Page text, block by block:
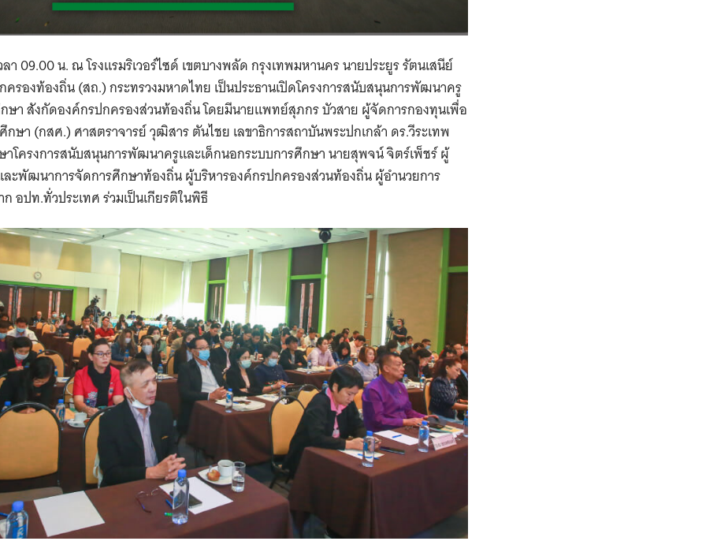
า 09.00 น. ณ โรงแรมริเวอร์ไซด์ เขตบางพลัด กรุงเทพมหานคร นายประยูร รัตนเสนีย์
ครองท้องถิ่น (สถ.) กระทรวงมหาดไทย เป็นประธานเปิดโครงการสนับสนุนการพัฒนาครู
ษา สังกัดองค์กรปกครองส่วนท้องถิ่น โดยมีนายแพทย์สุภกร บัวสาย ผู้จัดการกองทุนเพื่อ
กษา (กสศ.) ศาสตราจารย์ วุฒิสาร ตันไชย เลขาธิการสถาบันพระปกเกล้า ดร.วีระเทพ
โครงการสนับสนุนการพัฒนาครูและเด็กนอกระบบการศึกษา นายสุพจน์ จิตร์เพ็ชร์ ผู้
ละพัฒนาการจัดการศึกษาท้องถิ่น ผู้บริหารองค์กรปกครองส่วนท้องถิ่น ผู้อำนวยการ
อปท.ทั่วประเทศ ร่วมเป็นเกียรติในพิธี